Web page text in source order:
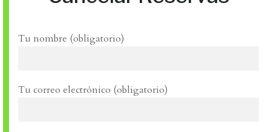
Tu nombre (obligatorio)
Tu correo electrónico (obligatorio)